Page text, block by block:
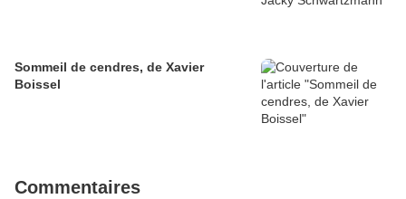
Sommeil de cendres, de Xavier
Boissel
Commentaires